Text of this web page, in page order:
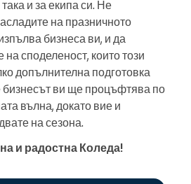
и за екипа си. Не
на празничното
бизнеса ви, и да
споделеност, които този
допълнителна подготовка
бизнесът ви ще процъфтява по
вълна, докато вие и
на сезона.
и радостна Коледа!